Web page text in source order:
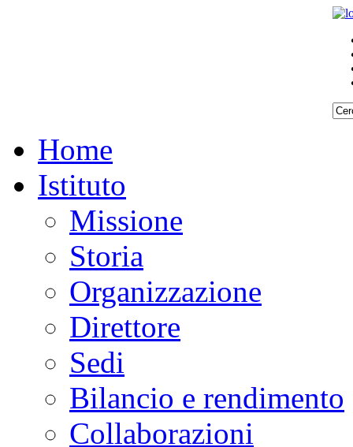
Home
Istituto
Missione
Storia
Organizzazione
Direttore
Sedi
Bilancio e rendimento
Collaborazioni